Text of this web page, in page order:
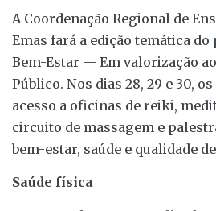
A Coordenação Regional de
Emas fará a edição temática
Bem-Estar — Em valorização
Público. Nos dias 28, 29 e 30,
acesso a oficinas de reiki,
circuito de massagem e
bem-estar, saúde e qualidade
Saúde física